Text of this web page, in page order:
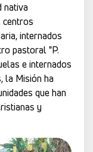
nativa
centros
internados
pastoral "P.
e internados
la Misión ha
que han
y